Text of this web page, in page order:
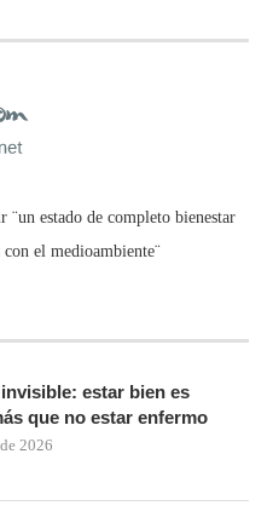
¨un estado de completo bienestar
el medioambiente¨
estar bien es
que no estar enfermo
2026